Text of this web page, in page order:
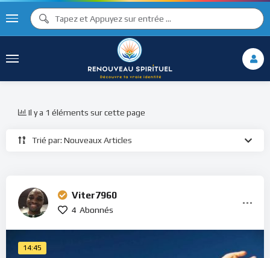
Trié par: Nouveaux Articles
Il y a 1 éléments sur cette page
Viter7960
4 Abonnés
14:45